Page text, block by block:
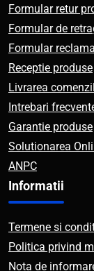
Formular retur
Formular de
Formular
Receptie produse
Livrarea
Intrebari
Garantie produse
Solutionarea
ANPC
Informatii
Termene si
Politica privind
Nota de